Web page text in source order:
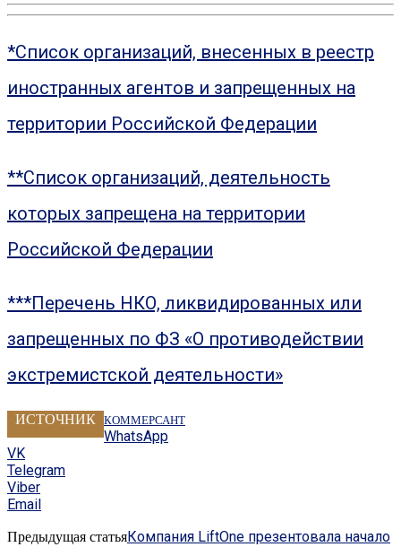
*Список организаций, внесенных в реестр
иностранных агентов и запрещенных на
территории Российской Федерации
**Список организаций, деятельность
которых запрещена на территории
Российской Федерации
***Перечень НКО, ликвидированных или
запрещенных по ФЗ «О противодействии
экстремистской деятельности»
ИСТОЧНИК КОММЕРСАНТ
WhatsApp
VK
Telegram
Viber
Email
Предыдущая статьяКомпания LiftOne презентовала начало